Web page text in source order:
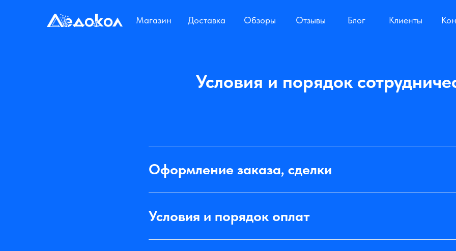
Магазин Доставка Обзоры Отзывы Блог Клиенты
Магазин Доставка Обзоры Отзывы Блог Клиенты
Условия и порядок
Оформление заказа, сделки
Условия и порядок оплат